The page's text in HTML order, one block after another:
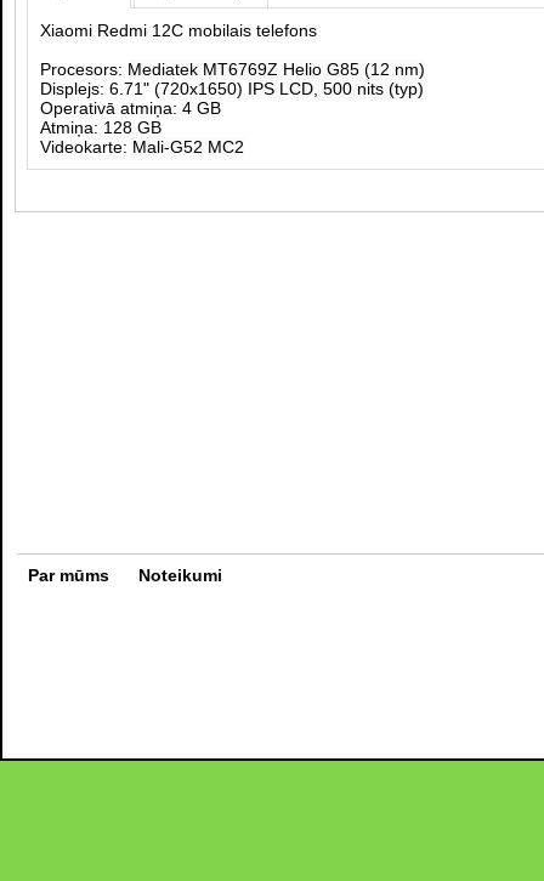
Xiaomi Redmi 12C mobilais telefons
Procesors: Mediatek MT6769Z Helio G85 (12 nm)
Displejs: 6.71" (720x1650) IPS LCD, 500 nits (typ)
Operativā atmiņa: 4 GB
Atmiņa: 128 GB
Videokarte: Mali-G52 MC2
Par mūms Noteikumi